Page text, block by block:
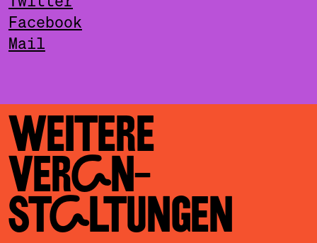
Facebook
Mail
WEITERE
VERAN­
STALTUNGEN